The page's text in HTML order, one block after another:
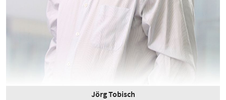
Jörg Tobisch